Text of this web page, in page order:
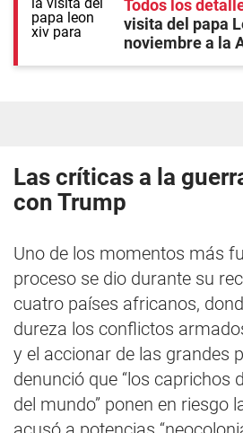
Todos los
visita del papa
noviembre a la
Las críticas a la
con Trump
Uno de los momentos más
proceso se dio durante su
cuatro países africanos,
dureza los conflictos
y el accionar de las grandes
denunció que “los caprichos
del mundo” ponen en riesgo